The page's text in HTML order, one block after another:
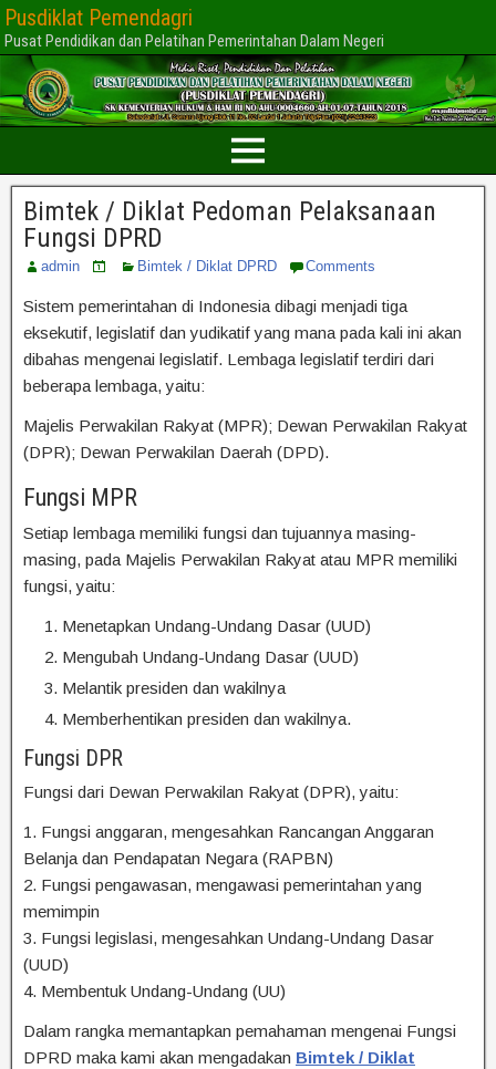
Pusdiklat Pemendagri
Pusat Pendidikan dan Pelatihan Pemerintahan Dalam Negeri
Bimtek / Diklat Pedoman Pelaksanaan
Fungsi DPRD
admin Bimtek / Diklat DPRD Comments
Sistem pemerintahan di Indonesia dibagi menjadi tiga
eksekutif, legislatif dan yudikatif yang mana pada kali ini akan
dibahas mengenai legislatif. Lembaga legislatif terdiri dari
beberapa lembaga, yaitu:
Majelis Perwakilan Rakyat (MPR); Dewan Perwakilan Rakyat
(DPR); Dewan Perwakilan Daerah (DPD).
Fungsi MPR
Setiap lembaga memiliki fungsi dan tujuannya masing-
masing, pada Majelis Perwakilan Rakyat atau MPR memiliki
fungsi, yaitu:
Menetapkan Undang-Undang Dasar (UUD)
Mengubah Undang-Undang Dasar (UUD)
Melantik presiden dan wakilnya
Memberhentikan presiden dan wakilnya.
Fungsi DPR
Fungsi dari Dewan Perwakilan Rakyat (DPR), yaitu:
1. Fungsi anggaran, mengesahkan Rancangan Anggaran
Belanja dan Pendapatan Negara (RAPBN)
2. Fungsi pengawasan, mengawasi pemerintahan yang
memimpin
3. Fungsi legislasi, mengesahkan Undang-Undang Dasar
(UUD)
4. Membentuk Undang-Undang (UU)
Dalam rangka memantapkan pemahaman mengenai Fungsi
DPRD maka kami akan mengadakan Bimtek / Diklat